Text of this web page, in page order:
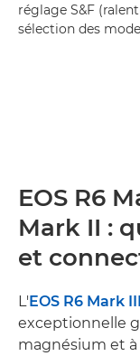
réglage S&F
sélection des
EOS R6
Mark II :
et
L'EOS R6 Mark III
exceptionnelle
magnésium et à